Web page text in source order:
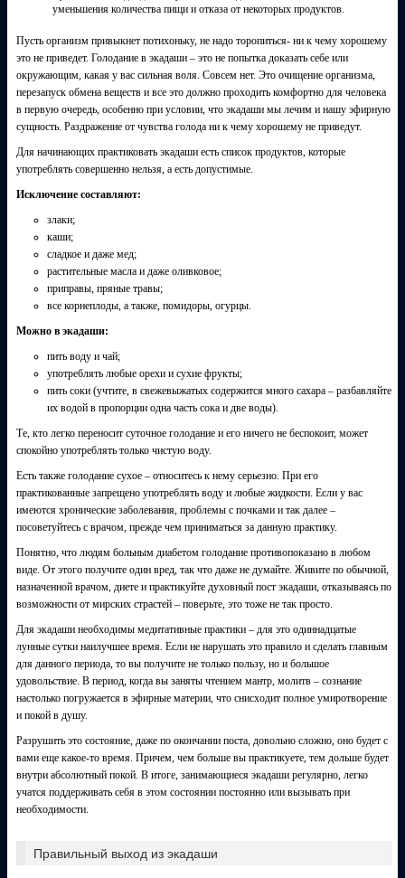
уменьшения количества пищи и отказа от некоторых продуктов.
Пусть организм привыкнет потихоньку, не надо торопиться- ни к чему хорошему
это не приведет. Голодание в экадаши – это не попытка доказать себе или
окружающим, какая у вас сильная воля. Совсем нет. Это очищение организма,
перезапуск обмена веществ и все это должно проходить комфортно для человека
в первую очередь, особенно при условии, что экадаши мы лечим и нашу эфирную
сущность. Раздражение от чувства голода ни к чему хорошему не приведут.
Для начинающих практиковать экадаши есть список продуктов, которые
употреблять совершенно нельзя, а есть допустимые.
Исключение составляют:
злаки;
каши;
сладкое и даже мед;
растительные масла и даже оливковое;
приправы, пряные травы;
все корнеплоды, а также, помидоры, огурцы.
Можно в экадаши:
пить воду и чай;
употреблять любые орехи и сухие фрукты;
пить соки (учтите, в свежевыжатых содержится много сахара – разбавляйте
их водой в пропорции одна часть сока и две воды).
Те, кто легко переносит суточное голодание и его ничего не беспокоит, может
спокойно употреблять только чистую воду.
Есть также голодание сухое – относитесь к нему серьезно. При его
практикованные запрещено употреблять воду и любые жидкости. Если у вас
имеются хронические заболевания, проблемы с почками и так далее –
посоветуйтесь с врачом, прежде чем приниматься за данную практику.
Понятно, что людям больным диабетом голодание противопоказано в любом
виде. От этого получите один вред, так что даже не думайте. Живите по обычной,
назначенной врачом, диете и практикуйте духовный пост экадаши, отказываясь по
возможности от мирских страстей – поверьте, это тоже не так просто.
Для экадаши необходимы медитативные практики – для это одиннадцатые
лунные сутки наилучшее время. Если не нарушать это правило и сделать главным
для данного периода, то вы получите не только пользу, но и большое
удовольствие. В период, когда вы заняты чтением мантр, молитв – сознание
настолько погружается в эфирные материи, что снисходит полное умиротворение
и покой в душу.
Разрушить это состояние, даже по окончании поста, довольно сложно, оно будет с
вами еще какое-то время. Причем, чем больше вы практикуете, тем дольше будет
внутри абсолютный покой. В итоге, занимающиеся экадаши регулярно, легко
учатся поддерживать себя в этом состоянии постоянно или вызывать при
необходимости.
Правильный выход из экадаши